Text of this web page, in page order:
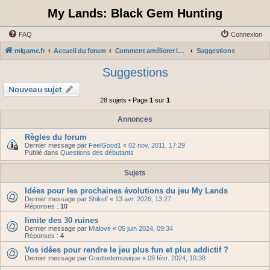
My Lands: Black Gem Hunting
FAQ Connexion
mlgame.fr Accueil du forum Comment améliorer le jeu: suggestions et remarques Suggestions
Suggestions
Nouveau sujet
28 sujets • Page 1 sur 1
Annonces
Règles du forum
Dernier message par FeelGood1 « 02 nov. 2011, 17:29
Publié dans Questions des débutants
Sujets
Idées pour les prochaines évolutions du jeu My Lands
Dernier message par Shikelf « 13 avr. 2026, 13:27
Réponses : 10
limite des 30 ruines
Dernier message par Mialove « 05 juin 2024, 09:34
Réponses : 4
Vos idées pour rendre le jeu plus fun et plus addictif ?
Dernier message par Gouttedemusique « 09 févr. 2024, 10:38